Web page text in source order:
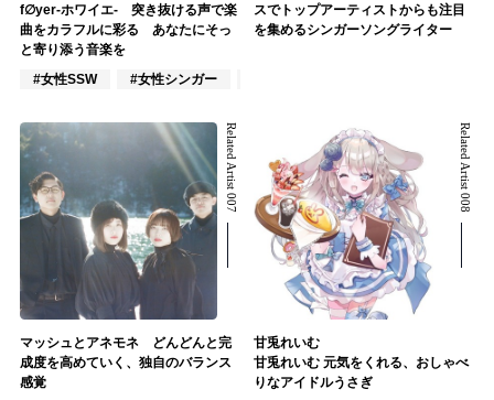
f∅yer-ホワイエ- 突き抜ける声で楽
曲をカラフルに彩る あなたにそっ
と寄り添う音楽を
#女性SSW
#女性シンガー
スでトップアーティストからも注目
を集めるシンガーソングライター
Related Artist 007
マッシュとアネモネ どんどんと完
成度を高めていく、独自のバランス
感覚
Related Artist 008
甘兎れいむ
甘兎れいむ 元気をくれる、おしゃべ
りなアイドルうさぎ